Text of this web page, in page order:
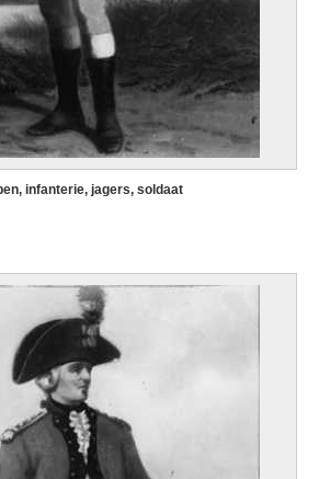
infanterie, jagers, soldaat